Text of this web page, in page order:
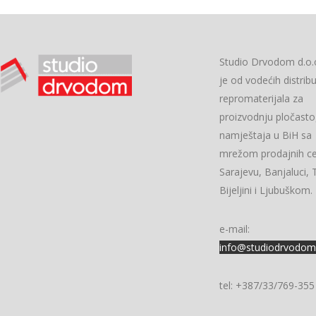
Studio Drvodom
je od vodećih
repromaterijala za
proizvodnju
namještaja u BiH sa
mrežom prodajnih
Sarajevu, Banjaluci,
Bijeljini i Ljubuškom.
e-mail:
tel: +387/33/769-355